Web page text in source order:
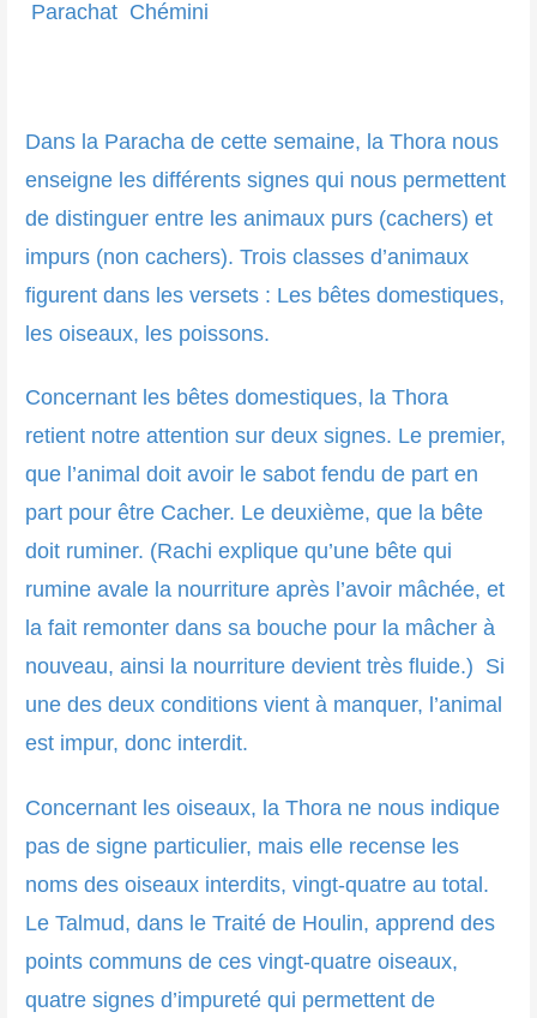
Parachat Chémini
Dans la Paracha de cette semaine, la Thora nous
enseigne les différents signes qui nous permettent
de distinguer entre les animaux purs (cachers) et
impurs (non cachers). Trois classes d’animaux
figurent dans les versets : Les bêtes domestiques,
les oiseaux, les poissons.
Concernant les bêtes domestiques, la Thora
retient notre attention sur deux signes. Le premier,
que l’animal doit avoir le sabot fendu de part en
part pour être Cacher. Le deuxième, que la bête
doit ruminer. (Rachi explique qu’une bête qui
rumine avale la nourriture après l’avoir mâchée, et
la fait remonter dans sa bouche pour la mâcher à
nouveau, ainsi la nourriture devient très fluide.) Si
une des deux conditions vient à manquer, l’animal
est impur, donc interdit.
Concernant les oiseaux, la Thora ne nous indique
pas de signe particulier, mais elle recense les
noms des oiseaux interdits, vingt-quatre au total.
Le Talmud, dans le Traité de Houlin, apprend des
points communs de ces vingt-quatre oiseaux,
quatre signes d’impureté qui permettent de